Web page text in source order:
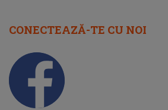
CONECTEAZĂ-TE CU NOI